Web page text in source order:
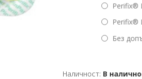
Perifix®
Perifix®
Без
Наличност: В